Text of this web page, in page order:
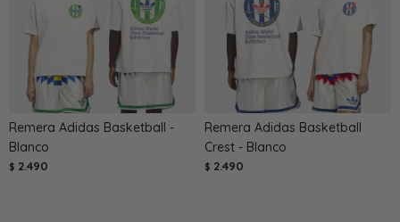
Remera Adidas Basketball -
Blanco
$ 2.490
Remera Adidas Basketball
Crest - Blanco
$ 2.490